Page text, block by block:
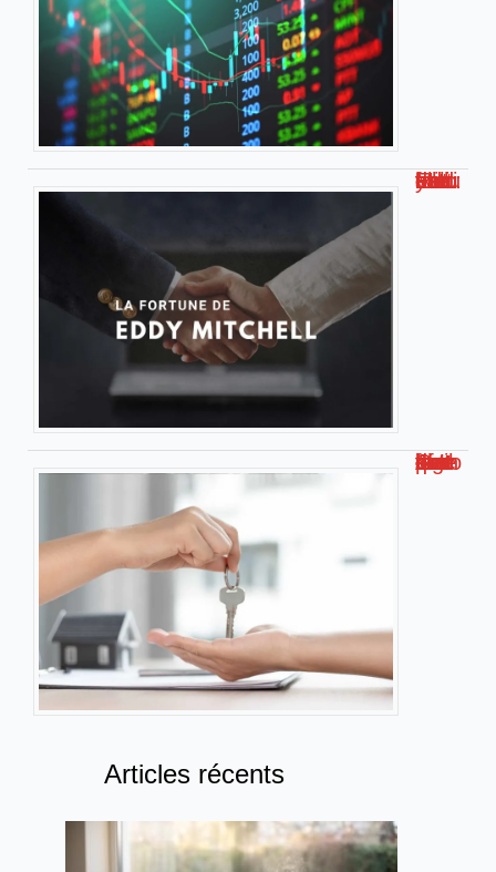
Eddy Mitchell : estimation de sa fortune actuelle
Loc Annonce – Ce qu’il faut savoir sur cette plateforme de logements
Articles récents